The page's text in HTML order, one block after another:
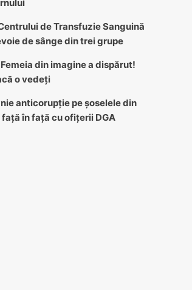
de Transfuzie Sanguină
de sânge din trei grupe
din imagine a dispărut!
o vedeți
anticorupție pe șoselele din
în față cu ofițerii DGA